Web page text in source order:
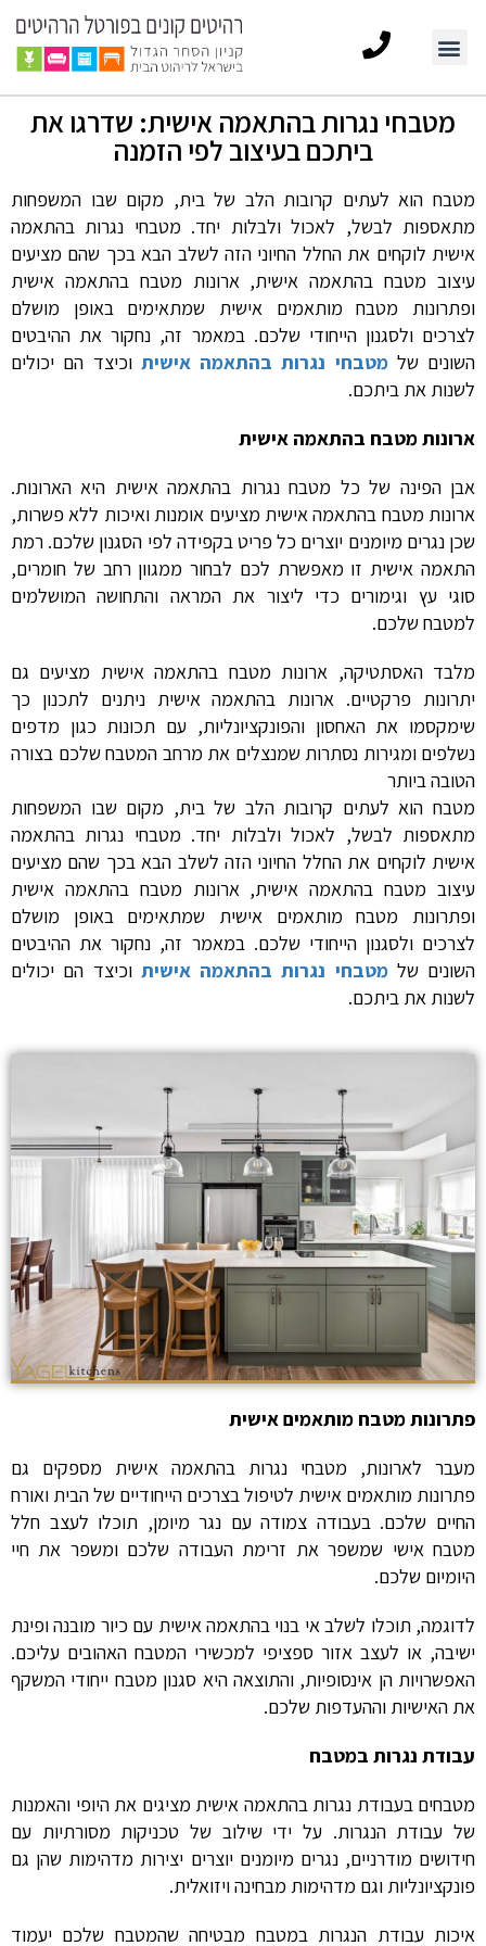
מטבחי נגרות בהתאמה אישית: שדרגו את
ביתכם בעיצוב לפי הזמנה
מטבח הוא לעתים קרובות הלב של בית, מקום שבו המשפחות
מתאספות לבשל, לאכול ולבלות יחד. מטבחי נגרות בהתאמה
אישית לוקחים את החלל החיוני הזה לשלב הבא בכך שהם מציעים
עיצוב מטבח בהתאמה אישית, ארונות מטבח בהתאמה אישית
ופתרונות מטבח מותאמים אישית שמתאימים באופן מושלם
לצרכים ולסגנון הייחודי שלכם. במאמר זה, נחקור את ההיבטים
השונים שלמטבחי נגרות בהתאמה אישית וכיצד הם יכולים
לשנות את ביתכם.
ארונות מטבח בהתאמה אישית
אבן הפינה של כל מטבח נגרות בהתאמה אישית היא הארונות.
ארונות מטבח בהתאמה אישית מציעים אומנות ואיכות ללא פשרות,
שכן נגרים מיומנים יוצרים כל פריט בקפידה לפי הסגנון שלכם. רמת
התאמה אישית זו מאפשרת לכם לבחור ממגוון רחב של חומרים,
סוגי עץ וגימורים כדי ליצור את המראה והתחושה המושלמים
למטבח שלכם.
מלבד האסתטיקה, ארונות מטבח בהתאמה אישית מציעים גם
יתרונות פרקטיים. ארונות בהתאמה אישית ניתנים לתכנון כך
שימקסמו את האחסון והפונקציונליות, עם תכונות כגון מדפים
נשלפים ומגירות נסתרות שמנצלים את מרחב המטבח שלכם בצורה
הטובה ביותר
מטבח הוא לעתים קרובות הלב של בית, מקום שבו המשפחות
מתאספות לבשל, לאכול ולבלות יחד. מטבחי נגרות בהתאמה
אישית לוקחים את החלל החיוני הזה לשלב הבא בכך שהם מציעים
עיצוב מטבח בהתאמה אישית, ארונות מטבח בהתאמה אישית
ופתרונות מטבח מותאמים אישית שמתאימים באופן מושלם
לצרכים ולסגנון הייחודי שלכם. במאמר זה, נחקור את ההיבטים
השונים שלמטבחי נגרות בהתאמה אישית וכיצד הם יכולים
לשנות את ביתכם.
פתרונות מטבח מותאמים אישית
מעבר לארונות, מטבחי נגרות בהתאמה אישית מספקים גם
פתרונות מותאמים אישית לטיפול בצרכים הייחודיים של הבית ואורח
החיים שלכם. בעבודה צמודה עם נגר מיומן, תוכלו לעצב חלל
מטבח אישי שמשפר את זרימת העבודה שלכם ומשפר את חיי
היומיום שלכם.
לדוגמה, תוכלו לשלב אי בנוי בהתאמה אישית עם כיור מובנה ופינת
ישיבה, או לעצב אזור ספציפי למכשירי המטבח האהובים עליכם.
האפשרויות הן אינסופיות, והתוצאה היא סגנון מטבח ייחודי המשקף
את האישיות וההעדפות שלכם.
עבודת נגרות במטבח
מטבחים בעבודת נגרות בהתאמה אישית מציגים את היופי והאמנות
של עבודת הנגרות. על ידי שילוב של טכניקות מסורתיות עם
חידושים מודרניים, נגרים מיומנים יוצרים יצירות מדהימות שהן גם
פונקציונליות וגם מדהימות מבחינה ויזואלית.
איכות עבודת הנגרות במטבח מבטיחה שהמטבח שלכם יעמוד